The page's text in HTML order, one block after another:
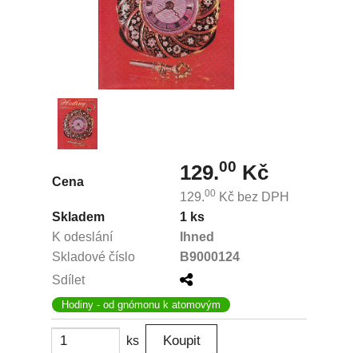
Cena 129.00 Kč
129.00 Kč bez DPH
Skladem
1 ks
K odeslání
Ihned
Skladové číslo
B9000124
Sdílet
Hodiny - od gnómonu k atomovým
ks